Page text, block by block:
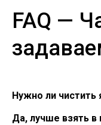
FAQ —
Нужно ли
Да, лучше взять в